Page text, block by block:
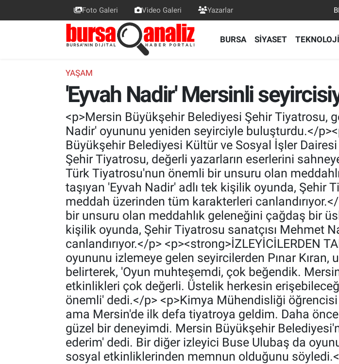
Foto Galeri Video Galeri Yazarlar
BURSA SİYASET TEKNOLOJİ
YAŞAM
'Eyvah Nadir' Mersinli
<p>Mersin Büyükşehir Belediyesi Şehir Tiyatrosu,
Nadir' oyununu yeniden seyirciyle buluşturdu.</
Büyükşehir Belediyesi Kültür ve Sosyal İşler Dairesi
Şehir Tiyatrosu, değerli yazarların eserlerini
Türk Tiyatrosu'nun önemli bir unsuru olan
taşıyan 'Eyvah Nadir' adlı tek kişilik oyunda, Şehir
meddah üzerinden tüm karakterleri
bir unsuru olan meddahlık geleneğini çağdaş bir
kişilik oyunda, Şehir Tiyatrosu sanatçısı Mehmet
canlandırıyor.</p> <p><strong>İZLEYİCİLERDEN
oyununu izlemeye gelen seyircilerden Pınar
belirterek, 'Oyun muhteşemdi, çok beğendik.
etkinlikleri çok değerli. Üstelik herkesin
önemli' dedi.</p> <p>Kimya Mühendisliği
ama Mersin'de ilk defa tiyatroya geldim. Daha
güzel bir deneyimdi. Mersin Büyükşehir
ederim' dedi. Bir diğer izleyici Buse Ulubaş da
sosyal etkinliklerinden memnun olduğunu
TEKNOLOJİ
ASTROLOJİ
Nöbetçi Eczaneler
Trafik Durumu
Süper Lig Puan Durumu ve Fikstür
Tüm Manşetler
Son Dakika Haberleri
Haber Arşivi